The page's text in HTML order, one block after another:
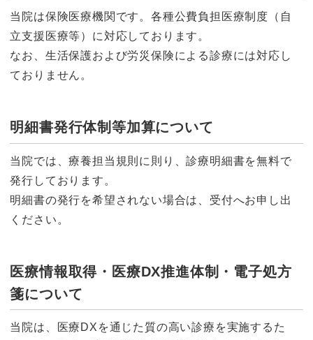
当院は保険医療機関です。各種公費負担医療制度（自
立支援医療等）に対応しております。
なお、生活保護および労災保険による診療には対応し
ておりません。
明細書発行体制等加算について
当院では、療養担当規則に則り、診療明細書を無料で
発行しております。
明細書の発行を希望されない場合は、受付へお申し出
ください。
医療情報取得・医療DX推進体制・電子処方
箋について
当院は、医療DXを通じた質の高い診療を実施するた